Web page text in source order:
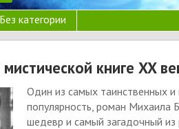
Без категории
книге XX
Один из самых таинственных
популярность, роман Михаила
шедевр и самый загадочный